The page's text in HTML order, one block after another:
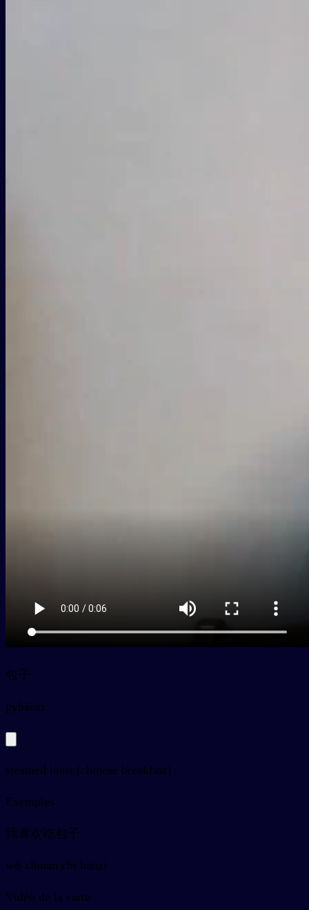
包子
pybāozi
steamed buns (chinese breakfast)
Exemples
我喜欢吃包子
wǒ xǐhuan chī bāozi
Vidéo de la carte